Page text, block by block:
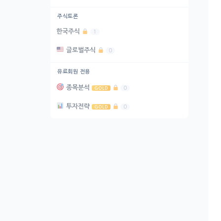
주식토론
한국주식 1
글로벌주식 0
유료회원 전용
종목분석 GOLD 0
투자전략 GOLD 0